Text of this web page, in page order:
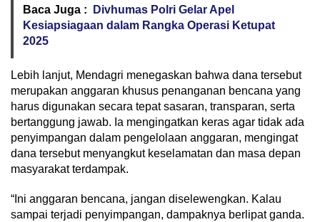
Baca Juga :
Divhumas Polri Gelar Apel
Kesiapsiagaan dalam Rangka Operasi Ketupat
2025
Lebih lanjut, Mendagri menegaskan bahwa dana tersebut
merupakan anggaran khusus penanganan bencana yang
harus digunakan secara tepat sasaran, transparan, serta
bertanggung jawab. Ia mengingatkan keras agar tidak ada
penyimpangan dalam pengelolaan anggaran, mengingat
dana tersebut menyangkut keselamatan dan masa depan
masyarakat terdampak.
“Ini anggaran bencana, jangan diselewengkan. Kalau
sampai terjadi penyimpangan, dampaknya berlipat ganda.